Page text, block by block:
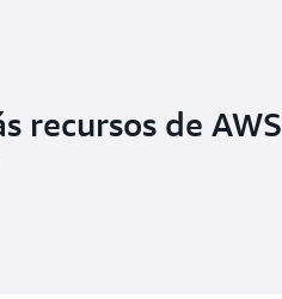
recursos de AWS